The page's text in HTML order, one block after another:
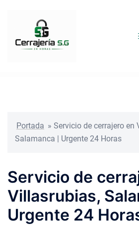
Portada » Servicio de cerrajero en
Salamanca | Urgente 24 Horas
Servicio de
Villasrubias,
Urgente 24